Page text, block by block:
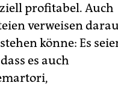
profitabel. Auch
verweisen
könne: Es
es auch